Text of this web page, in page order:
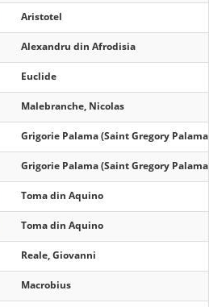
Aristotel
Alexandru din Afrodisia
Euclide
Malebranche, Nicolas
Grigorie Palama (Saint Gregory
Grigorie Palama (Saint Gregory
Toma din Aquino
Toma din Aquino
Reale, Giovanni
Macrobius